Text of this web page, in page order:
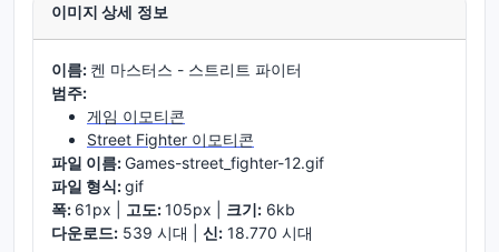
이미지 상세 정보
이름: 켄 마스터스 - 스트리트 파이터
범주:
게임 이모티콘
Street Fighter 이모티콘
파일 이름:Games-street_fighter-12.gif
파일 형식:gif
폭: 61px | 고도:105px | 크기: 6kb
다운로드: 539 시대 | 신: 18.770 시대